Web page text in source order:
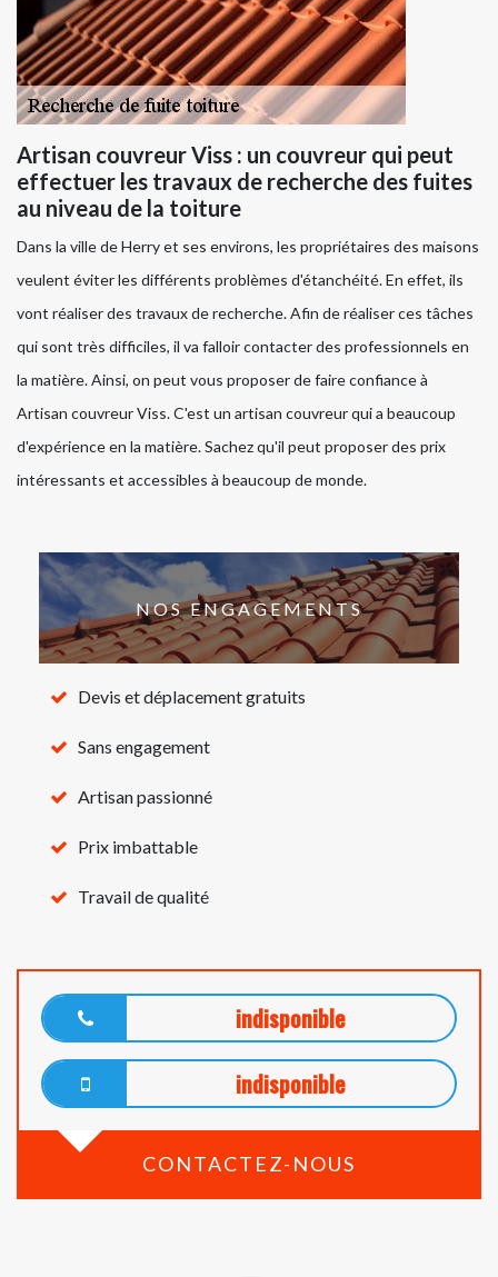
Artisan couvreur Viss : un couvreur qui peut
effectuer les travaux de recherche des fuites
au niveau de la toiture
Dans la ville de Herry et ses environs, les propriétaires des maisons
veulent éviter les différents problèmes d'étanchéité. En effet, ils
vont réaliser des travaux de recherche. Afin de réaliser ces tâches
qui sont très difficiles, il va falloir contacter des professionnels en
la matière. Ainsi, on peut vous proposer de faire confiance à
Artisan couvreur Viss. C'est un artisan couvreur qui a beaucoup
d'expérience en la matière. Sachez qu'il peut proposer des prix
intéressants et accessibles à beaucoup de monde.
NOS ENGAGEMENTS
Devis et déplacement gratuits
Sans engagement
Artisan passionné
Prix imbattable
Travail de qualité
indisponible
indisponible
CONTACTEZ-NOUS